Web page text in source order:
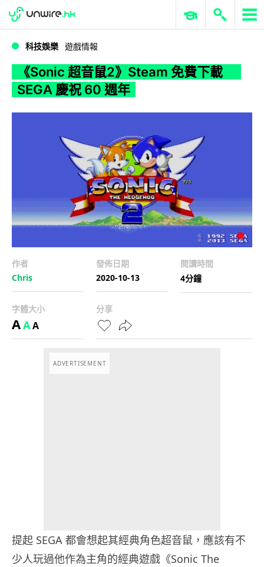
WWDC 2026 ERP 與商業 AI
科技娛樂 遊戲情報
《Sonic 超音鼠2》Steam 免費下載
SEGA 慶祝 60 週年
作者
Chris
發佈日期
2020-10-13
閱讀時間
4分鐘
字體大小
AAA
分享
ADVERTISEMENT
提起 SEGA 都會想起其經典角色超音鼠，應該有不
少人玩過他作為主角的經典遊戲《Sonic The